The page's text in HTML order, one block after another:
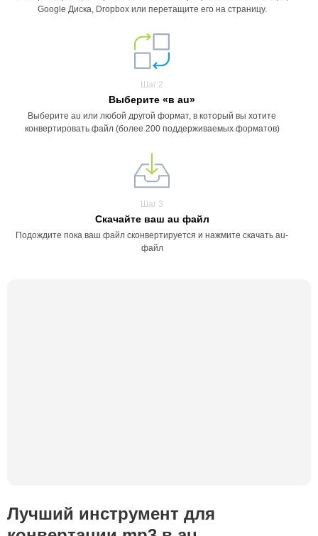
Google Диска, Dropbox или перетащите его на страницу.
Шаг 2
Выберите «в au»
Выберите au или любой другой формат, в который вы хотите
конвертировать файл (более 200 поддерживаемых форматов)
Шаг 3
Скачайте ваш au файл
Подождите пока ваш файл сконвертируется и нажмите скачать au-
файл
Лучший инструмент для